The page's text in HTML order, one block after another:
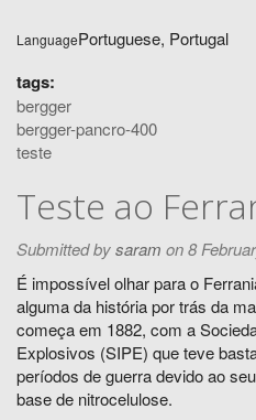
LanguagePortuguese, Portugal
tags:
bergger
bergger-pancro-400
teste
Teste ao
Submitted bysaram on 8
É impossível olhar para o
alguma da história por trás da
começa em 1882, com a
Explosivos (SIPE) que teve
períodos de guerra devido ao
base de nitrocelulose.